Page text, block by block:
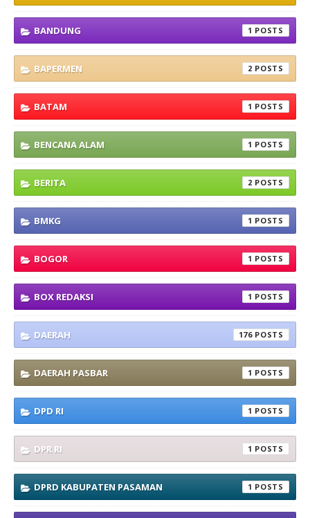
BANDUNG 1
BAPERMEN 2
BATAM 1
BENCANA ALAM 1
BERITA 2
BMKG 1
BOGOR 1
BOX REDAKSI 1
DAERAH 176
DAERAH PASBAR 1
DPD RI 1
DPR RI 1
DPRD KABUPATEN PASAMAN 1